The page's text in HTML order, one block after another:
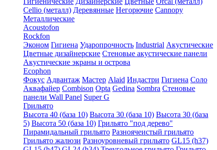
Cellio (металл) Деревянные Негорючие Cannopy
Металлические
Acoustofon
Rockfon
Эконом Гигиена Ударопрочность Industrial Акустические
Цветные дизайнерские Стеновые акустические панели
Акустические экраны и острова
Ecophon
Фокус Адвантаж Мастер Alaid Индастри Гигиена Соло
Аквафайер Combison Opta Gedina Sombra Стеновые
панели Wall Panel Super G
Грильято
Высота 40 (база 10) Высота 30 (база 10) Высота 30 (база
5) Высота 50 (база 10) Грильято "под дерево"
Пирамидальный грильято Разноячеистый грильято
Грильято жалюзи Разноуровневый грильято GL15 (h37)